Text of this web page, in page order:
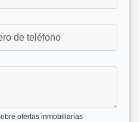
ofertas inmobiliarias